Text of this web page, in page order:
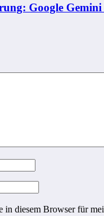
Google
diesem Browser für